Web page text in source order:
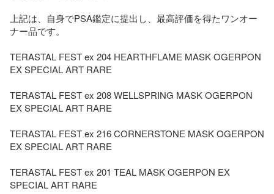
上記は、自身でPSA鑑定に提出し、最高評価を得たワンオー
ナー品です。
TERASTAL FEST ex 204 HEARTHFLAME MASK OGERPON
EX SPECIAL ART RARE
TERASTAL FEST ex 208 WELLSPRING MASK OGERPON
EX SPECIAL ART RARE
TERASTAL FEST ex 216 CORNERSTONE MASK OGERPON
EX SPECIAL ART RARE
TERASTAL FEST ex 201 TEAL MASK OGERPON EX
SPECIAL ART RARE